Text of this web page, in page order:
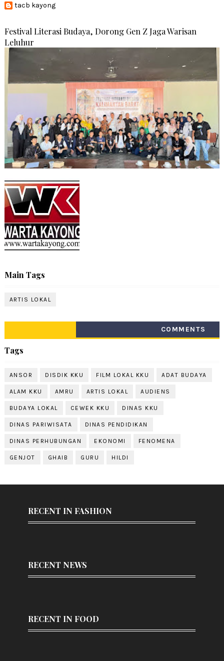
tacb kayong
Festival Literasi Budaya, Dorong Gen Z Jaga Warisan
Leluhur
Main Tags
ARTIS LOKAL
COMMENTS
Tags
ANSOR DISDIK KKU FILM LOKAL KKU ADAT BUDAYA
ALAM KKU AMRU ARTIS LOKAL AUDIENS
BUDAYA LOKAL CEWEK KKU DINAS KKU
DINAS PARIWISATA DINAS PENDIDIKAN
DINAS PERHUBUNGAN EKONOMI FENOMENA
GENJOT GHAIB GURU HILDI
RECENT IN FASHION
RECENT NEWS
RECENT IN FOOD